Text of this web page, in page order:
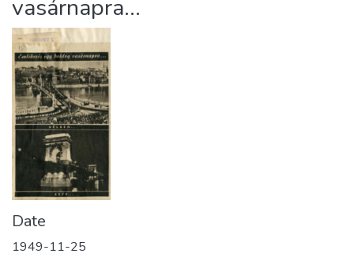
vasárnapra…
Date
1949-11-25